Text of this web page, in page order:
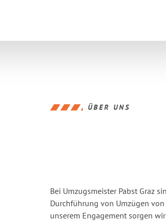
ÜBER UNS
Bei Umzugsmeister Pabst Graz
Durchführung von Umzügen
unserem Engagement sorgen